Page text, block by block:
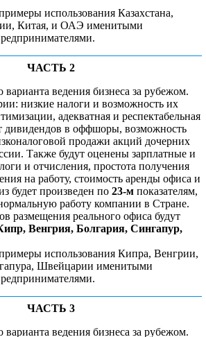
использования Казахстана,
Китая, и ОАЭ именитыми
ЧАСТЬ 2
ведения бизнеса за рубежом.
низкие налоги и возможность их
адекватная и респектабельная
дивидендов в оффшоры, возможность
продажи акций дочерних
Также будут оценены зарплатные и
и отчисления, простота получения
на работу, стоимость аренды офиса и
будет произведен по 23-м показателям,
работу компании в Стране.
размещения реального офиса будут
Венгрия, Болгария, Сингапур,
использования Кипра, Венгрии,
Швейцарии именитыми
ЧАСТЬ 3
ведения бизнеса за рубежом.